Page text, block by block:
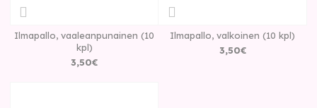
Ilmapallo, vaaleanpunainen (10
kpl)
3,50€
Ilmapallo, valkoinen (10 kpl)
3,50€